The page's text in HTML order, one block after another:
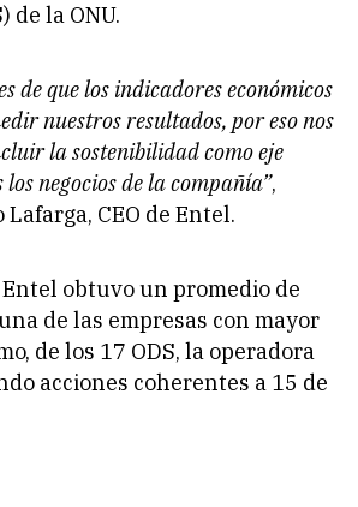
de la ONU.
de que los indicadores económicos
nuestros resultados, por eso nos
la sostenibilidad como eje
negocios de la compañía”,
CEO de Entel.
obtuvo un promedio de
de las empresas con mayor
de los 17 ODS, la operadora
acciones coherentes a 15 de